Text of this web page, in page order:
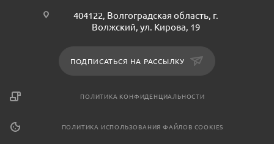
404122, Волгоградская область, г.
Волжский, ул. Кирова, 19
ПОДПИСАТЬСЯ НА РАССЫЛКУ
ПОЛИТИКА КОНФИДЕНЦИАЛЬНОСТИ
ПОЛИТИКА ИСПОЛЬЗОВАНИЯ ФАЙЛОВ COOKIES